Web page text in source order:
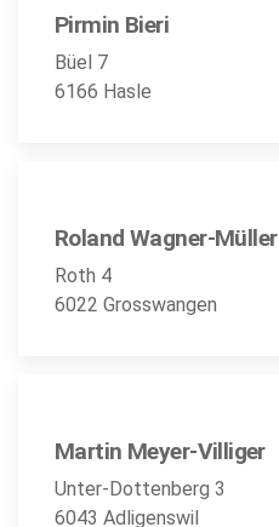
Pirmin Bieri
Büel 7
6166 Hasle
Roland Wagner-Müller
Roth 4
6022 Grosswangen
Martin Meyer-Villiger
Unter-Dottenberg 3
6043 Adligenswil